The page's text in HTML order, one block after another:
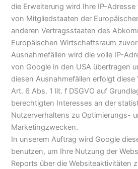
die Erweiterung wird Ihre IP-
von Mitgliedstaaten der
anderen Vertragsstaaten des
Europäischen Wirtschaftsraum
Ausnahmefällen wird die volle IP-
von Google in den USA übertragen
diesen Ausnahmefällen erfolgt diese
Art. 6 Abs. 1 lit. f DSGVO auf
berechtigten Interesses an der
Nutzerverhaltens zu Optimierungs-
Marketingzwecken.
In unserem Auftrag wird Google
benutzen, um Ihre Nutzung der
Reports über die Websiteaktivitäten